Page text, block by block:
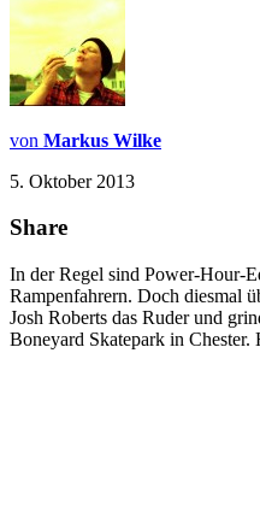
von Markus Wilke
5. Oktober 2013
Share
In der Regel sind Power-Hour-
Rampenfahrern. Doch diesmal
Josh Roberts das Ruder und
Boneyard Skatepark in Chester.